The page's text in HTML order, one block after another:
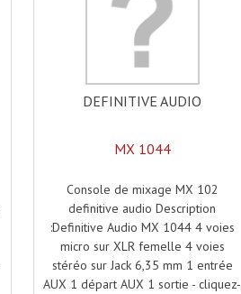
DEFINITIVE AUDIO
MX 1044
Console de mixage MX 102
definitive audio Description
:Definitive Audio MX 1044 4 voies
micro sur XLR femelle 4 voies
stéréo sur Jack 6,35 mm 1 entrée
AUX 1 départ AUX 1 sortie - cliquez-